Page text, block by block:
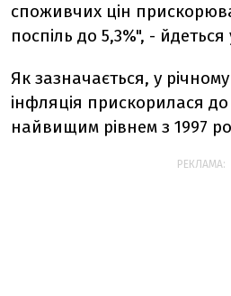
споживчих цін
поспіль до 5,3%", -
Як зазначається, у
інфляція прискорилася
найвищим рівнем з 1997
РЕКЛАМА: